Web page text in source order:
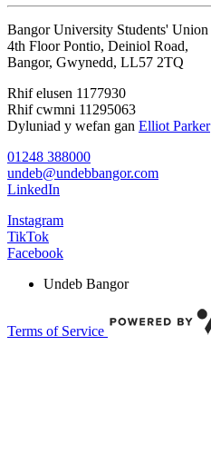
Bangor University Students' Union
4th Floor Pontio, Deiniol Road,
Bangor, Gwynedd, LL57 2TQ
Rhif elusen 1177930
Rhif cwmni 11295063
Dyluniad y wefan gan Elliot Parker
01248 388000
undeb@undebbangor.com
LinkedIn
Instagram
TikTok
Facebook
Undeb Bangor
Terms of Service